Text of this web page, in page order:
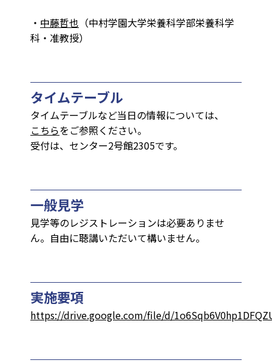
・ 中藤哲也 （中村学園大学栄養科学部栄養科学
科・准教授）
タイムテーブル
タイムテーブルなど当日の情報については、
こちらをご参照ください。
受付は、センター2号館2305です。
一般見学
見学等のレジストレーションは必要ありませ
ん。自由に聴講いただいて構いません。
実施要項
https://drive.google.com/file/d/